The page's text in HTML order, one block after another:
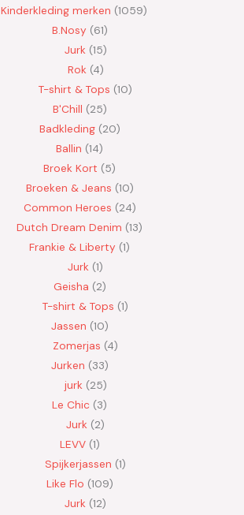
Kinderkleding merken 1059
B.Nosy 61
Jurk 15
Rok 4
T-shirt & Tops 10
B'Chill 25
Badkleding 20
Ballin 14
Broek Kort 5
Broeken & Jeans 10
Common Heroes 24
Dutch Dream Denim 13
Frankie & Liberty 1
Jurk 1
Geisha 2
T-shirt & Tops 1
Jassen 10
Zomerjas 4
Jurken 33
jurk 25
Le Chic 3
Jurk 2
LEVV 1
Spijkerjassen 1
Like Flo 109
Jurk 12